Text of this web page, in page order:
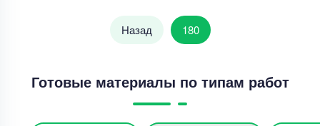
Назад 180
Готовые материалы по типам работ